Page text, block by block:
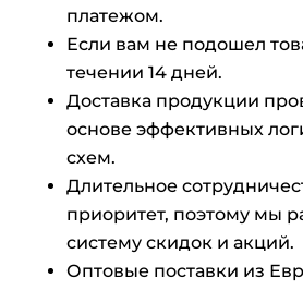
платежом.
Если вам не подошел
течении 14 дней.
Доставка продукции
основе эффективных
схем.
Длительное
приоритет, поэтому мы
систему скидок и акций.
Оптовые поставки из